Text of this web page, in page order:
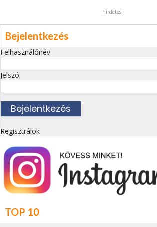
hirdetés
Bejelentkezés
Felhasználónév
Jelszó
Regisztrálok
TOP 10